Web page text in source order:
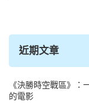
近期文章
《決勝時空戰區》：
的電影